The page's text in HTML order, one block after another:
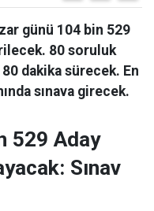
günü 104 bin 529
80 soruluk
dakika sürecek. En
sınava girecek.
529 Aday
Sınav